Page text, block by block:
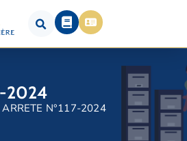
2024
ARRETE N°117-2024